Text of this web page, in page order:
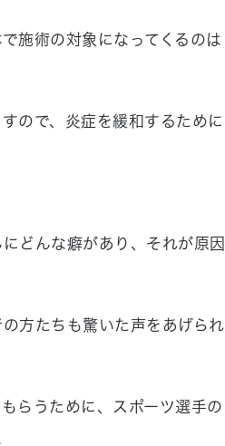
施術の対象になってくるのは
ので、炎症を緩和するために
どんな癖があり、それが原因
方たちも驚いた声をあげられ
らうために、スポーツ選手の